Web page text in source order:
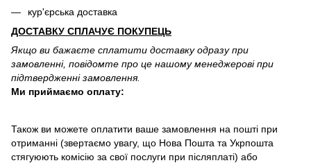
кур'єрська доставка
ДОСТАВКУ СПЛАЧУЄ ПОКУПЕЦЬ
Якщо ви бажаєте сплатити доставку одразу при
замовленні, повідомте про це нашому менеджерові при
підтвердженні замовлення.
Ми приймаємо оплату:
Також ви можете оплатити ваше замовлення на пошті при
отриманні (звертаємо увагу, що Нова Пошта та Укрпошта
стягуюють комісію за свої послуги при післяплаті) або